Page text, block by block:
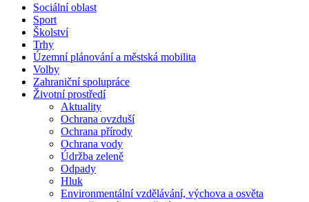
Sociální oblast
Sport
Školství
Trhy
Územní plánování a městská mobilita
Volby
Zahraniční spolupráce
Životní prostředí
Aktuality
Ochrana ovzduší
Ochrana přírody
Ochrana vody
Údržba zeleně
Odpady
Hluk
Environmentální vzdělávání, výchova a osvěta